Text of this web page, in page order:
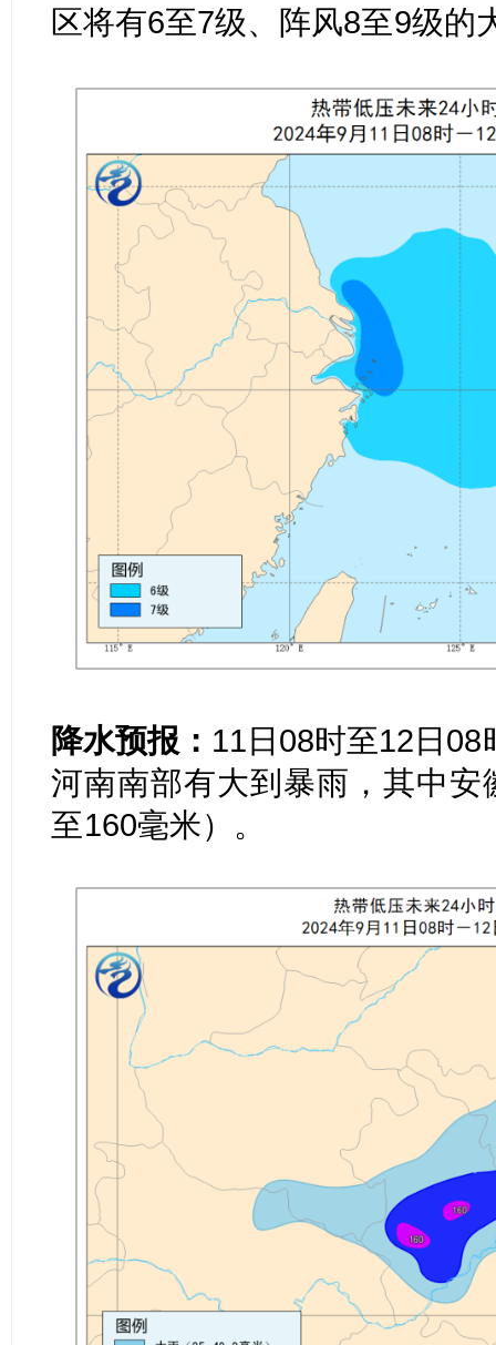
区将有6至7级、阵风8至9级的
降水预报： 11日08时至12日
河南南部有大到暴雨，其中
至160毫米）。